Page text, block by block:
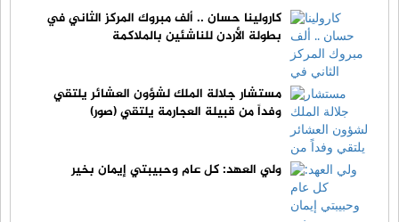
كارولينا حسان .. ألف مبروك المركز الثاني في
بطولة الأردن للناشئين بالملاكمة
مستشار جلالة الملك لشؤون العشائر يلتقي
وفداً من قبيلة العجارمة يلتقي (صور)
ولي العهد: كل عام وحبيبتي إيمان بخير